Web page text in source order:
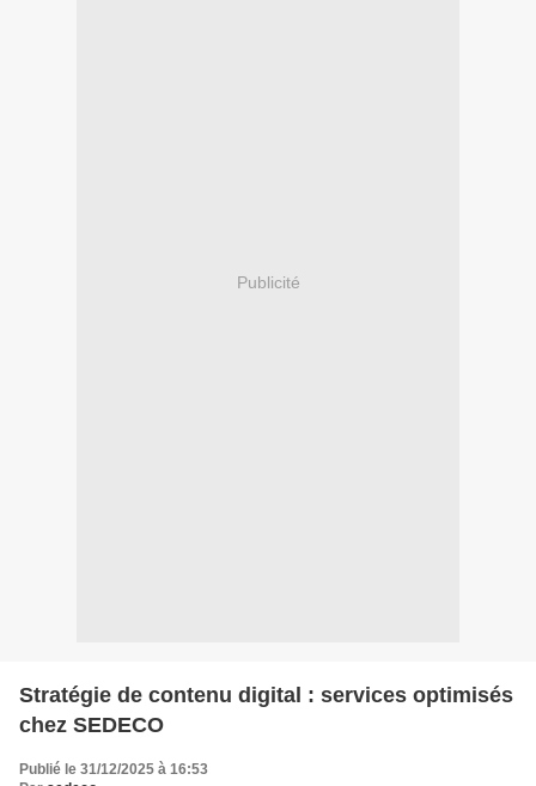
Publicité
Stratégie de contenu digital : services optimisés
chez SEDECO
Publié le 31/12/2025 à 16:53